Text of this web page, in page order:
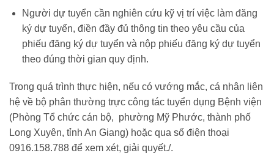
Người dự tuyển cần nghiên cứu kỹ vị trí việc làm đăng
ký dự tuyển, điền đầy đủ thông tin theo yêu cầu của
phiếu đăng ký dự tuyển và nộp phiếu đăng ký dự tuyển
theo đúng thời gian quy định.
Trong quá trình thực hiện, nếu có vướng mắc, cá nhân liên
hệ về bộ phân thường trực công tác tuyển dụng Bệnh viện
(Phòng Tổ chức cán bộ, phường Mỹ Phước, thành phố
Long Xuyên, tỉnh An Giang) hoặc qua số điện thoại
0916.158.788 để xem xét, giải quyết./.